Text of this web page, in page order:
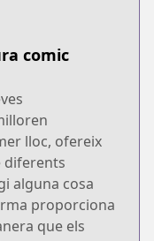
comic
lloc, ofereix
diferents
alguna cosa
proporciona
que els